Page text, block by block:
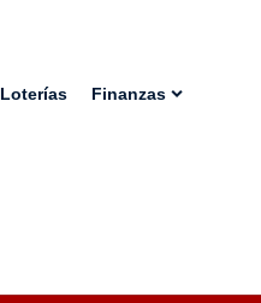
Loterías Finanzas